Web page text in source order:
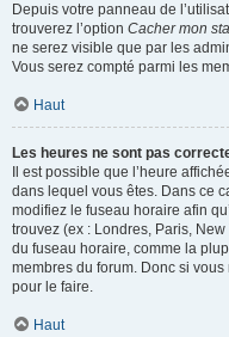
Depuis votre panneau de
trouverez l’option Cacher mon
ne serez visible que par les
Vous serez compté parmi les
Haut
Les heures ne sont pas
Il est possible que l’heure
dans lequel vous êtes. Dans ce
modifiez le fuseau horaire afin
trouvez (ex : Londres, Paris,
du fuseau horaire, comme la
membres du forum. Donc si vous
pour le faire.
Haut